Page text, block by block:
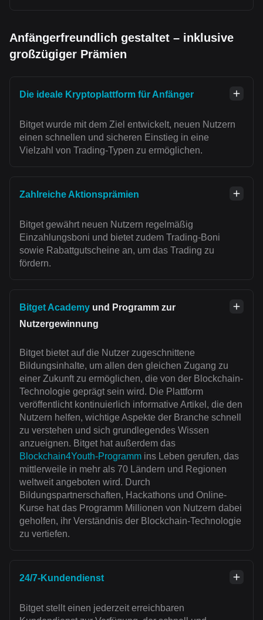
Anfängerfreundlich gestaltet – inklusive
großzügiger Prämien
Die ideale Kryptoplattform für Anfänger
Bitget wurde mit dem Ziel entwickelt, neuen Nutzern
einen schnellen und sicheren Einstieg in eine
Vielzahl von Trading-Typen zu ermöglichen.
Zahlreiche Aktionsprämien
Bitget gewährt neuen Nutzern regelmäßig
Einzahlungsboni und bietet zudem Trading-Boni
sowie Rabattgutscheine an, um das Trading zu
fördern.
Bitget Academy und Programm zur
Nutzergewinnung
Bitget bietet auf die Nutzer zugeschnittene
Bildungsinhalte, um allen den gleichen Zugang zu
einer Zukunft zu ermöglichen, die von der Blockchain-
Technologie geprägt sein wird. Die Plattform
veröffentlicht kontinuierlich informative Artikel, die den
Nutzern helfen, wichtige Aspekte der Branche schnell
zu verstehen und sich grundlegendes Wissen
anzueignen. Bitget hat außerdem das
Blockchain4Youth-Programm ins Leben gerufen, das
mittlerweile in mehr als 70 Ländern und Regionen
weltweit angeboten wird. Durch
Bildungspartnerschaften, Hackathons und Online-
Kurse hat das Programm Millionen von Nutzern dabei
geholfen, ihr Verständnis der Blockchain-Technologie
zu vertiefen.
24/7-Kundendienst
Bitget stellt einen jederzeit erreichbaren